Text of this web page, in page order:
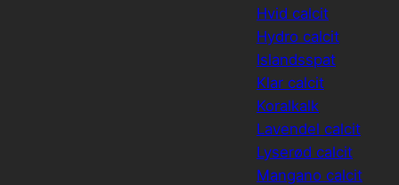
Hvid calcit
Hydro calcit
Islandsspat
Klar calcit
Koralkalk
Lavendel calcit
Lyserød calcit
Mangano calcit